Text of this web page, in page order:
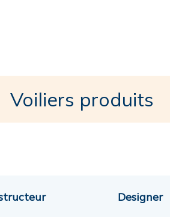
Voiliers produits
Designer